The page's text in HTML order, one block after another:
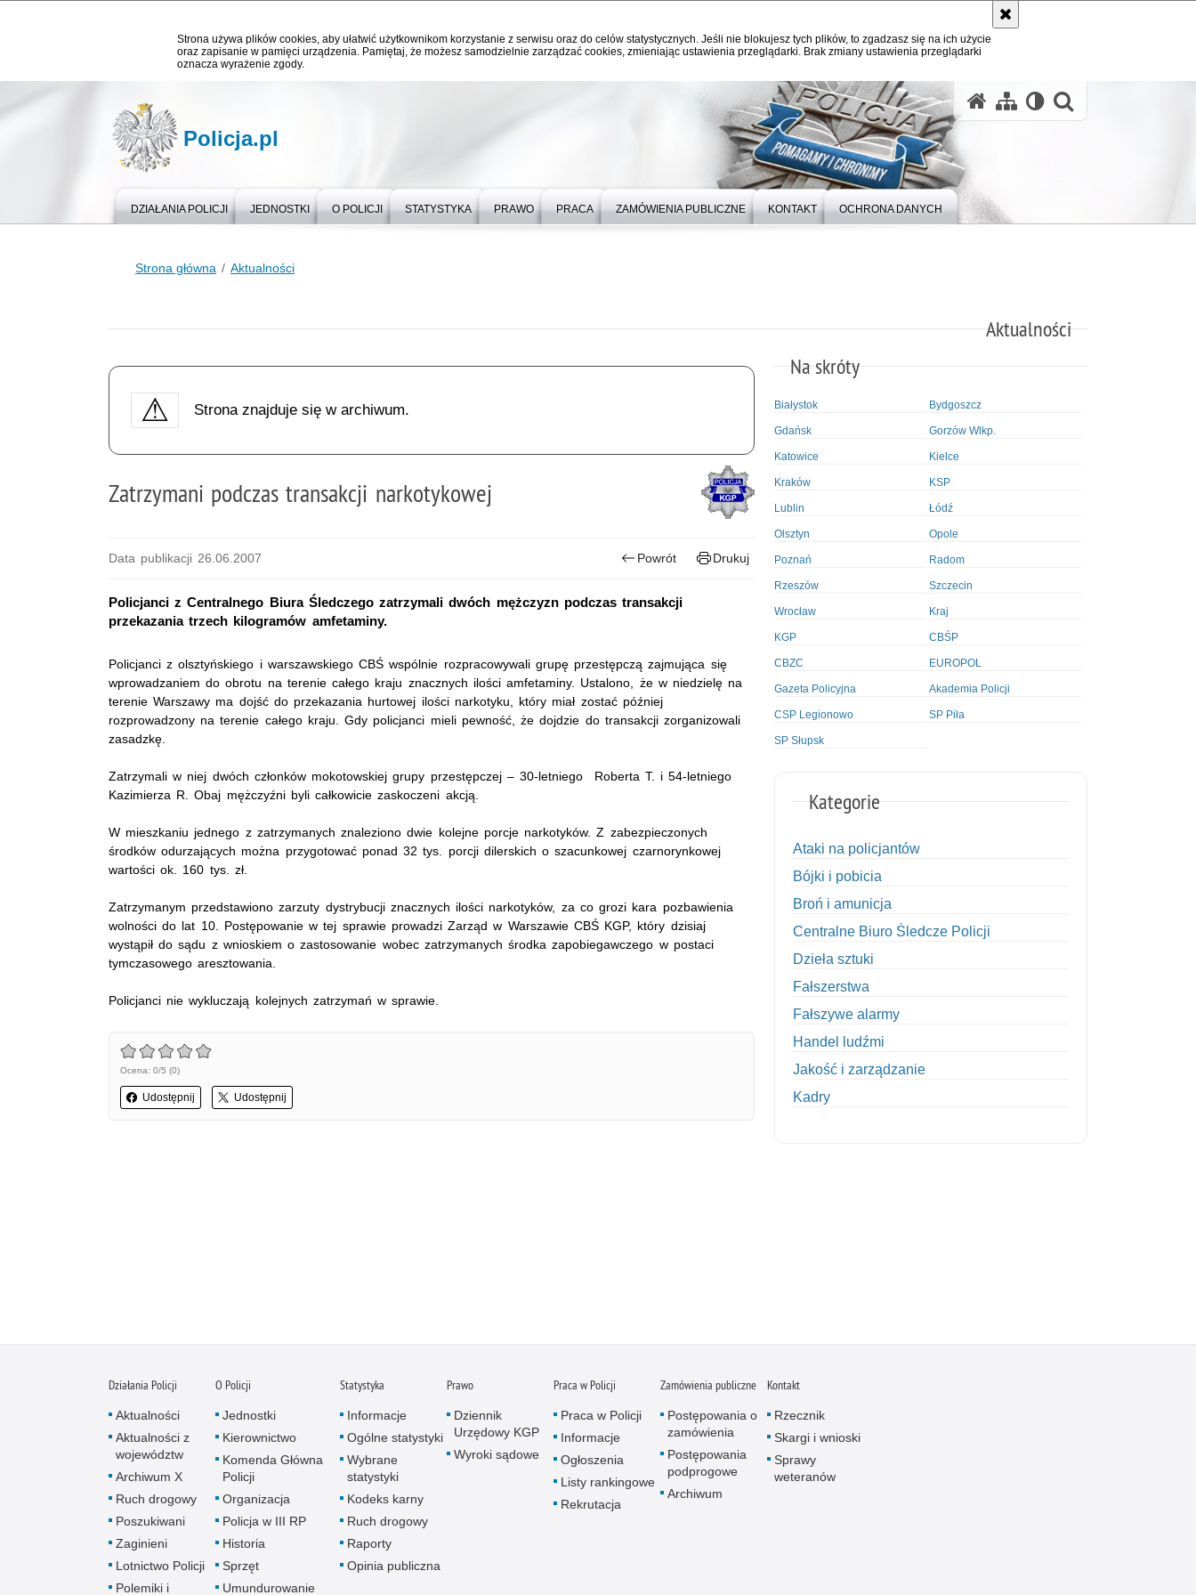
Strona używa plików cookies, aby ułatwić użytkownikom korzystanie z serwisu oraz do celów statystycznych. Jeśli nie blokujesz tych plików, to zgadzasz się na ich użycie
oraz zapisanie w pamięci urządzenia. Pamiętaj, że możesz samodzielnie zarządzać cookies, zmieniając ustawienia przeglądarki. Brak zmiany ustawienia przeglądarki
oznacza wyrażenie zgody.
Policja.pl
DZIAŁANIA POLICJI JEDNOSTKI O POLICJI STATYSTYKA PRAWO PRACA ZAMÓWIENIA PUBLICZNE KONTAKT OCHRONA DANYCH
Strona główna Aktualności
Aktualności
Strona znajduje się w archiwum.
Zatrzymani podczas transakcji narkotykowej
Data publikacji 26.06.2007 Powrót Drukuj
Policjanci z Centralnego Biura Śledczego zatrzymali dwóch mężczyzn podczas transakcji
przekazania trzech kilogramów amfetaminy.
Policjanci z olsztyńskiego i warszawskiego CBŚ wspólnie rozpracowywali grupę przestępczą zajmująca się
wprowadzaniem do obrotu na terenie całego kraju znacznych ilości amfetaminy. Ustalono, że w niedzielę na
terenie Warszawy ma dojść do przekazania hurtowej ilości narkotyku, który miał zostać później
rozprowadzony na terenie całego kraju. Gdy policjanci mieli pewność, że dojdzie do transakcji zorganizowali
zasadzkę.
Zatrzymali w niej dwóch członków mokotowskiej grupy przestępczej – 30-letniego Roberta T. i 54-letniego
Kazimierza R. Obaj mężczyźni byli całkowicie zaskoczeni akcją.
W mieszkaniu jednego z zatrzymanych znaleziono dwie kolejne porcje narkotyków. Z zabezpieczonych
środków odurzających można przygotować ponad 32 tys. porcji dilerskich o szacunkowej czarnorynkowej
wartości ok. 160 tys. zł.
Zatrzymanym przedstawiono zarzuty dystrybucji znacznych ilości narkotyków, za co grozi kara pozbawienia
wolności do lat 10. Postępowanie w tej sprawie prowadzi Zarząd w Warszawie CBŚ KGP, który dzisiaj
wystąpił do sądu z wnioskiem o zastosowanie wobec zatrzymanych środka zapobiegawczego w postaci
tymczasowego aresztowania.
Policjanci nie wykluczają kolejnych zatrzymań w sprawie.
Ocena: 0/5 (0)
Udostępnij Udostępnij
Na skróty
Białystok Bydgoszcz
Gdańsk Gorzów Wlkp.
Katowice Kielce
Kraków KSP
Lublin Łódź
Olsztyn Opole
Poznań Radom
Rzeszów Szczecin
Wrocław Kraj
KGP CBŚP
CBZC EUROPOL
Gazeta Policyjna Akademia Policji
CSP Legionowo SP Piła
SP Słupsk
Kategorie
Ataki na policjantów
Bójki i pobicia
Broń i amunicja
Centralne Biuro Śledcze Policji
Dzieła sztuki
Fałszerstwa
Fałszywe alarmy
Handel ludźmi
Jakość i zarządzanie
Kadry
Nietrzeźwi kierujący
Nietrzeźwi opiekunowie
Działania Policji
Aktualności
Aktualności z
województw
Archiwum X
Ruch drogowy
Poszukiwani
Zaginieni
Lotnictwo Policji
Polemiki i
O Policji
Jednostki
Kierownictwo
Komenda Główna
Policji
Organizacja
Policja w III RP
Historia
Sprzęt
Umundurowanie
Statystyka
Informacje
Ogólne statystyki
Wybrane
statystyki
Kodeks karny
Ruch drogowy
Raporty
Opinia publiczna
Prawo
Dziennik
Urzędowy KGP
Wyroki sądowe
Praca w Policji
Praca w Policji
Informacje
Ogłoszenia
Listy rankingowe
Rekrutacja
Zamówienia publiczne
Postępowania o
zamówienia
Postępowania
podprogowe
Archiwum
Kontakt
Rzecznik
Skargi i wnioski
Sprawy
weteranów